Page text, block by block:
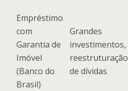
Empréstimo
com
Garantia de
Imóvel
(Banco do
Brasil)
Grandes
investimentos,
reestruturação
de dívidas